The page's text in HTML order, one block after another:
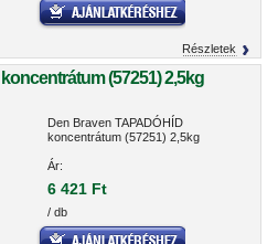
Részletek
(57251) 2,5kg
Den Braven TAPADÓHÍD
koncentrátum (57251) 2,5kg
Ár:
6 421 Ft
/ db